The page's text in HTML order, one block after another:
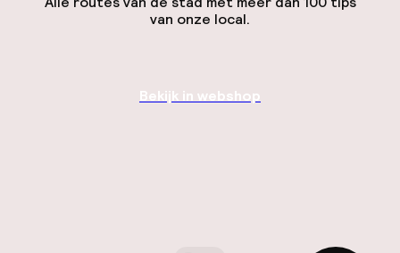
van onze local.
Bekijk in webshop